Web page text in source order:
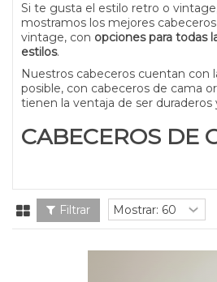
Si te gusta el estilo retro o
mostramos los mejores
vintage, con opciones para todas
estilos.
Nuestros cabeceros cuentan con
posible, con cabeceros de cama
tienen la ventaja de ser duraderos
CABECEROS DE
Filtrar